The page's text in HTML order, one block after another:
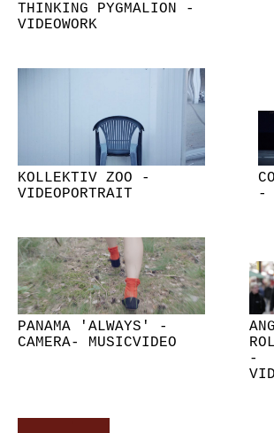
THINKING PYGMALION -
VIDEOWORK
KOLLEKTIV ZOO -
VIDEOPORTRAIT
-
PANAMA 'ALWAYS' -
CAMERA- MUSICVIDEO
-